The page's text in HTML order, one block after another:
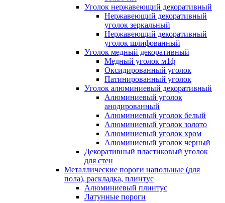
Уголок нержавеющий декоративный
Нержавеющий декоративный
уголок зеркальный
Нержавеющий декоративный
уголок шлифованный
Уголок медный декоративный
Медный уголок м1ф
Оксидированный уголок
Патинированный уголок
Уголок алюминиевый декоративный
Алюминиевый уголок
анодированный
Алюминиевый уголок белый
Алюминиевый уголок золото
Алюминиевый уголок хром
Алюминиевый уголок черный
Декоративный пластиковый уголок
для стен
Металлические пороги напольные (для
пола), раскладка, плинтус
Алюминиевый плинтус
Латунные пороги